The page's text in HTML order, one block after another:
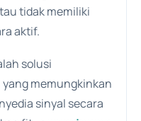
tidak memiliki
aktif.
solusi
memungkinkan
sinyal secara